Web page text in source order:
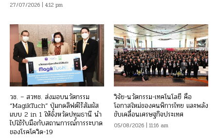
27/07/2026 | 4:12 pm
วช. – สวทช. ส่งมอบนวัตกรรม
“MagikTuch” ปุ่มกดลิฟต์ไร้สัมผัส
แบบ 2 in 1 ให้จังหวัดปทุมธานี นำ
ไปใช้รับมือกับสถานการณ์การระบาด
ของโรคโควิด-19
วิจัย-นวัตกรรม-เทคโนโลยี คือ
โอกาสใหม่ของคนพิการไทย และพลัง
ขับเคลื่อนเศรษฐกิจประเทศ
05/08/2026 | 11:16 am